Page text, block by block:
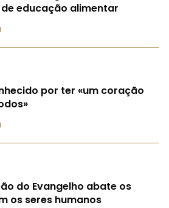
educação alimentar
por ter «um coração
do Evangelho abate os
os seres humanos